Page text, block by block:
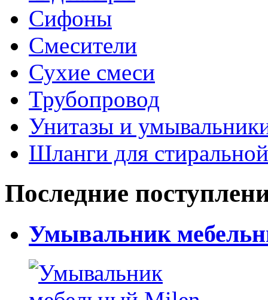
Сифоны
Смесители
Сухие смеси
Трубопровод
Унитазы и
Шланги для
Последние
Умывальник